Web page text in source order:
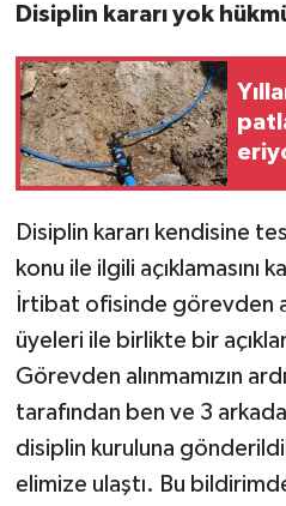
Disiplin kararı yok
Disiplin kararı kendisine
konu ile ilgili açıklamasını
İrtibat ofisinde görevden
üyeleri ile birlikte bir
Görevden alınmamızın
tarafından ben ve 3
disiplin kuruluna
elimize ulaştı. Bu